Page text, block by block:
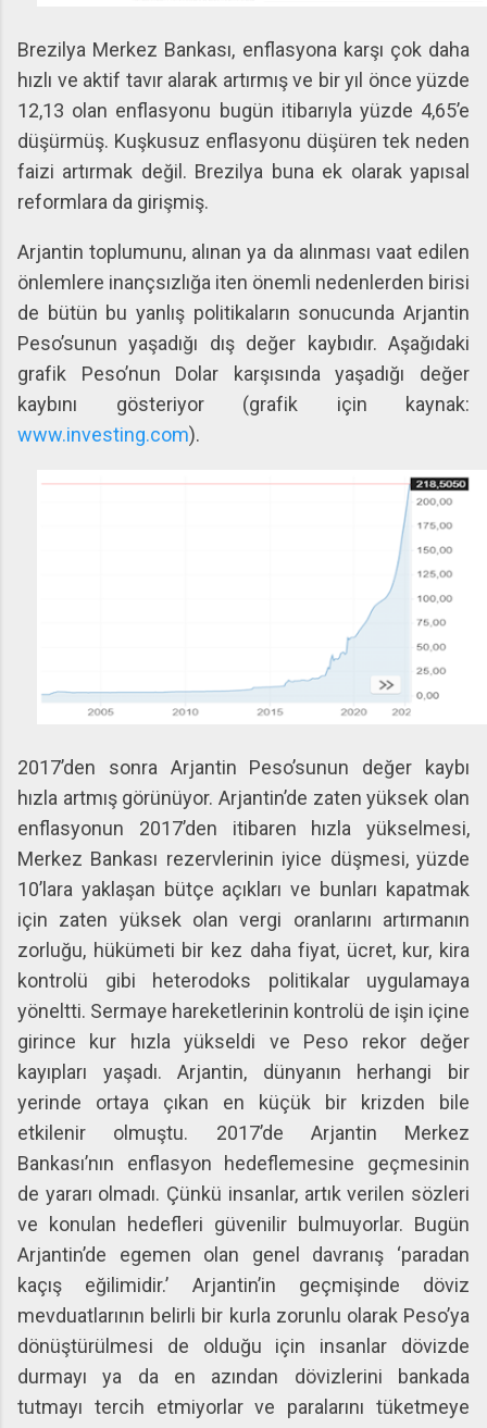
Brezilya Merkez Bankası, enflasyona karşı çok daha
hızlı ve aktif tavır alarak artırmış ve bir yıl önce yüzde
12,13 olan enflasyonu bugün itibarıyla yüzde 4,65’e
düşürmüş. Kuşkusuz enflasyonu düşüren tek neden
faizi artırmak değil. Brezilya buna ek olarak yapısal
reformlara da girişmiş.
Arjantin toplumunu, alınan ya da alınması vaat edilen
önlemlere inançsızlığa iten önemli nedenlerden birisi
de bütün bu yanlış politikaların sonucunda Arjantin
Peso’sunun yaşadığı dış değer kaybıdır. Aşağıdaki
grafik Peso’nun Dolar karşısında yaşadığı değer
kaybını gösteriyor (grafik için kaynak:
www.investing.com).
2017’den sonra Arjantin Peso’sunun değer kaybı
hızla artmış görünüyor. Arjantin’de zaten yüksek olan
enflasyonun 2017’den itibaren hızla yükselmesi,
Merkez Bankası rezervlerinin iyice düşmesi, yüzde
10’lara yaklaşan bütçe açıkları ve bunları kapatmak
için zaten yüksek olan vergi oranlarını artırmanın
zorluğu, hükümeti bir kez daha fiyat, ücret, kur, kira
kontrolü gibi heterodoks politikalar uygulamaya
yöneltti. Sermaye hareketlerinin kontrolü de işin içine
girince kur hızla yükseldi ve Peso rekor değer
kayıpları yaşadı. Arjantin, dünyanın herhangi bir
yerinde ortaya çıkan en küçük bir krizden bile
etkilenir olmuştu. 2017’de Arjantin Merkez
Bankası’nın enflasyon hedeflemesine geçmesinin
de yararı olmadı. Çünkü insanlar, artık verilen sözleri
ve konulan hedefleri güvenilir bulmuyorlar. Bugün
Arjantin’de egemen olan genel davranış ‘paradan
kaçış eğilimidir.’ Arjantin’in geçmişinde döviz
mevduatlarının belirli bir kurla zorunlu olarak Peso’ya
dönüştürülmesi de olduğu için insanlar dövizde
durmayı ya da en azından dövizlerini bankada
tutmayı tercih etmiyorlar ve paralarını tüketmeye